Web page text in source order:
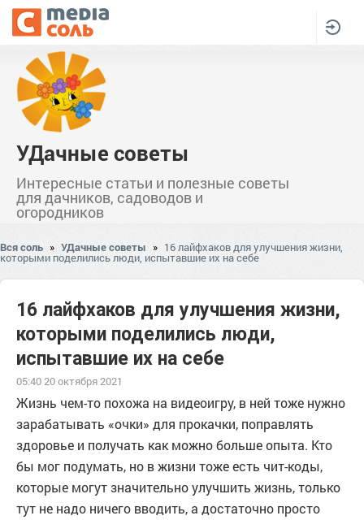
УДачные советы
Интересные статьи и полезные советы
для дачников, садоводов и
огородников
Вся соль » УДачные советы » 16 лайфхаков для улучшения жизни,
которыми поделились люди, испытавшие их на себе
16 лайфхаков для улучшения жизни,
которыми поделились люди,
испытавшие их на себе
05:40 20 октября 2021
Жизнь чем-то похожа на видеоигру, в ней тоже нужно
зарабатывать «очки» для прокачки, поправлять
здоровье и получать как можно больше опыта. Кто
бы мог подумать, но в жизни тоже есть чит-коды,
которые могут значительно улучшить жизнь, только
тут не надо ничего вводить, а достаточно просто